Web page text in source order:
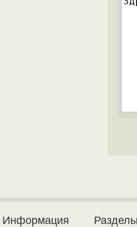
Информация Разделы